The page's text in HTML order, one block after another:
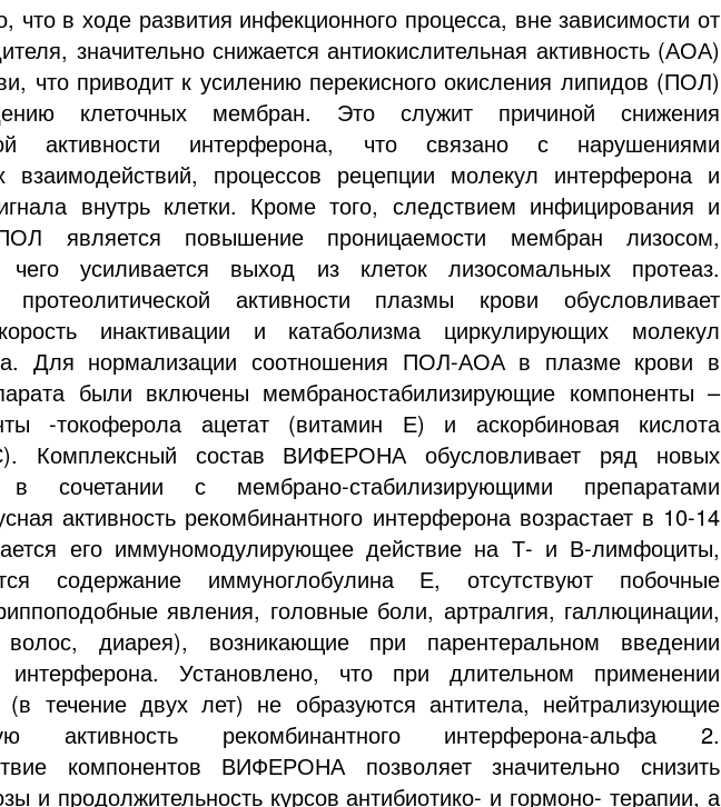
что в ходе развития инфекционного процесса, вне зависимости от
значительно снижается антиокислительная активность (АОА)
что приводит к усилению перекисного окисления липидов (ПОЛ)
клеточных мембран. Это служит причиной снижения
активности интерферона, что связано с нарушениями
взаимодействий, процессов рецепции молекул интерферона и
внутрь клетки. Кроме того, следствием инфицирования и
является повышение проницаемости мембран лизосом,
чего усиливается выход из клеток лизосомальных протеаз.
активности плазмы крови обусловливает
инактивации и катаболизма циркулирующих молекул
Для нормализации соотношения ПОЛ-АОА в плазме крови в
были включены мембраностабилизирующие компоненты –
-токоферола ацетат (витамин Е) и аскорбиновая кислота
Комплексный состав ВИФЕРОНА обусловливает ряд новых
сочетании с мембрано-стабилизирующими препаратами
активность рекомбинантного интерферона возрастает в 10-14
его иммуномодулирующее действие на Т- и В-лимфоциты,
содержание иммуноглобулина Е, отсутствуют побочные
явления, головные боли, артралгия, галлюцинации,
диарея), возникающие при парентеральном введении
интерферона. Установлено, что при длительном применении
течение двух лет) не образуются антитела, нейтрализующие
активность рекомбинантного интерферона-альфа 2.
компонентов ВИФЕРОНА позволяет значительно снизить
и продолжительность курсов антибиотико- и гормоно- терапии, а